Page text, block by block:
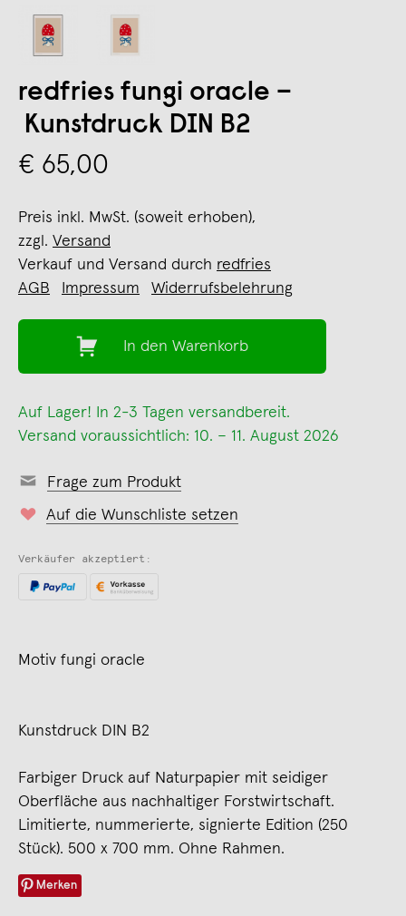
redfries fungi oracle –
Kunstdruck DIN B2
€ 65,00
Preis inkl. MwSt. (soweit erhoben),
zzgl. Versand
Verkauf und Versand durch redfries
AGB
Impressum Widerrufsbelehrung
In den Warenkorb
Auf Lager! In 2-3 Tagen versandbereit.
Versand voraussichtlich: 10. – 11. August 2026
Frage zum Produkt
Auf die Wunschliste setzen
Verkäufer akzeptiert:
Motiv fungi oracle
Kunstdruck DIN B2
Farbiger Druck auf Naturpapier mit seidiger
Oberfläche aus nachhaltiger Forstwirtschaft.
Limitierte, nummerierte, signierte Edition (250
Stück). 500 x 700 mm. Ohne Rahmen.
Merken